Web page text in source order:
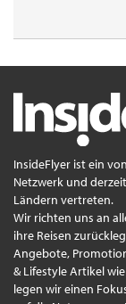
InsideFlyer ist ein
Netzwerk und
Ländern vertreten.
Wir richten uns an
ihre Reisen
Angebote,
& Lifestyle Artikel
legen wir einen